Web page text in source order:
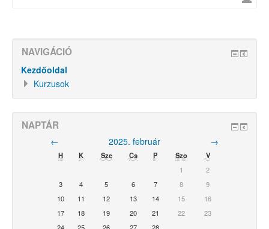
NAVIGÁCIÓ
Kezdőoldal
Kurzusok
NAPTÁR
← 2025. február →
H K Sze Cs P Szo
V
1
2
3
4 5 6 7 8
9
10
11 12 13 14 15
16
17
18 19 20 21 22
23